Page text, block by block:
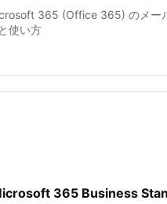
365 (Office 365) のメー
使い方
365 Business